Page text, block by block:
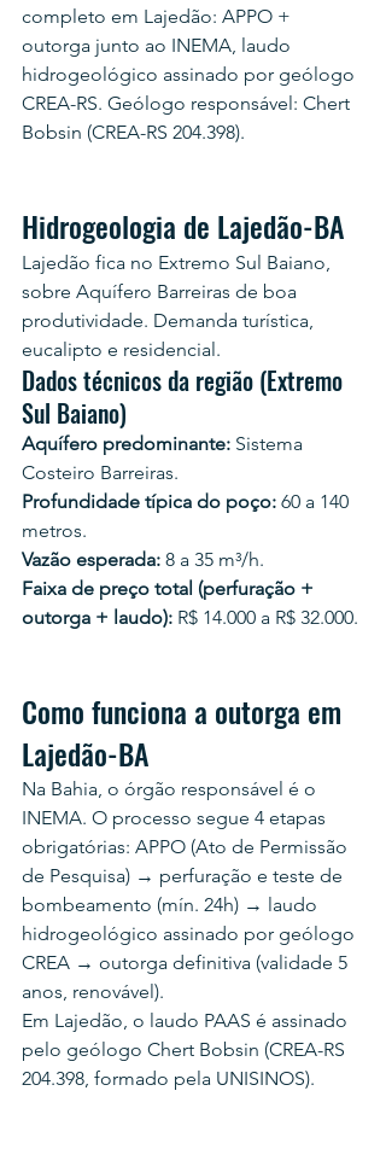
completo em Lajedão: APPO +
outorga junto ao INEMA, laudo
hidrogeológico assinado por geólogo
CREA-RS. Geólogo responsável: Chert
Bobsin (CREA-RS 204.398).
Hidrogeologia de Lajedão-BA
Lajedão fica no Extremo Sul Baiano,
sobre Aquífero Barreiras de boa
produtividade. Demanda turística,
eucalipto e residencial.
Dados técnicos da região (Extremo
Sul Baiano)
Aquífero predominante: Sistema
Costeiro Barreiras.
Profundidade típica do poço: 60 a 140
metros.
Vazão esperada: 8 a 35 m³/h.
Faixa de preço total (perfuração +
outorga + laudo): R$ 14.000 a R$ 32.000.
Como funciona a outorga em
Lajedão-BA
Na Bahia, o órgão responsável é o
INEMA. O processo segue 4 etapas
obrigatórias: APPO (Ato de Permissão
de Pesquisa) → perfuração e teste de
bombeamento (mín. 24h) → laudo
hidrogeológico assinado por geólogo
CREA → outorga definitiva (validade 5
anos, renovável).
Em Lajedão, o laudo PAAS é assinado
pelo geólogo Chert Bobsin (CREA-RS
204.398, formado pela UNISINOS).